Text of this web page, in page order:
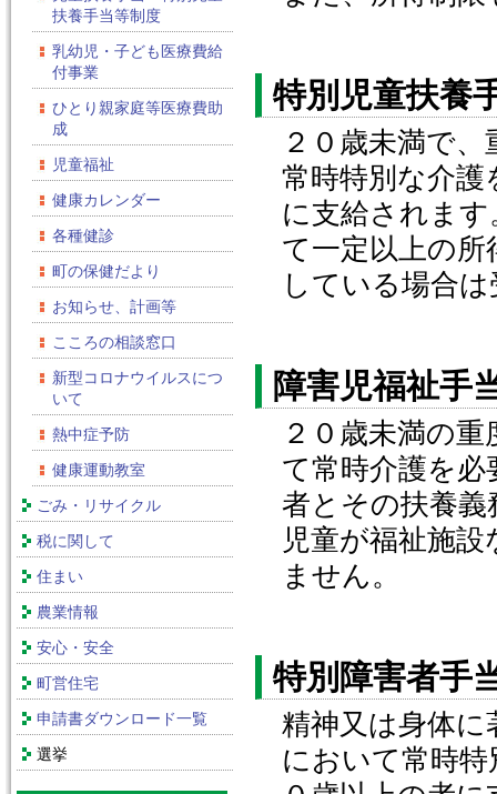
扶養手当等制度
乳幼児・子ども医療費給
付事業
ひとり親家庭等医療費助
成
児童福祉
健康カレンダー
各種健診
町の保健だより
お知らせ、計画等
こころの相談窓口
新型コロナウイルスにつ
いて
熱中症予防
健康運動教室
ごみ・リサイクル
税に関して
住まい
農業情報
安心・安全
町営住宅
申請書ダウンロード一覧
選挙
特別児童扶養
２０歳未満で
常時特別な介護
に支給されま
て一定以上の
している場合
障害児福祉手
２０歳未満の
て常時介護を
者とその扶養
児童が福祉施
ません。
特別障害者手
精神又は身体に
において常時